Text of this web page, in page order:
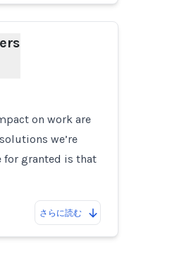
on work are
we’re
for granted is that
さらに読む